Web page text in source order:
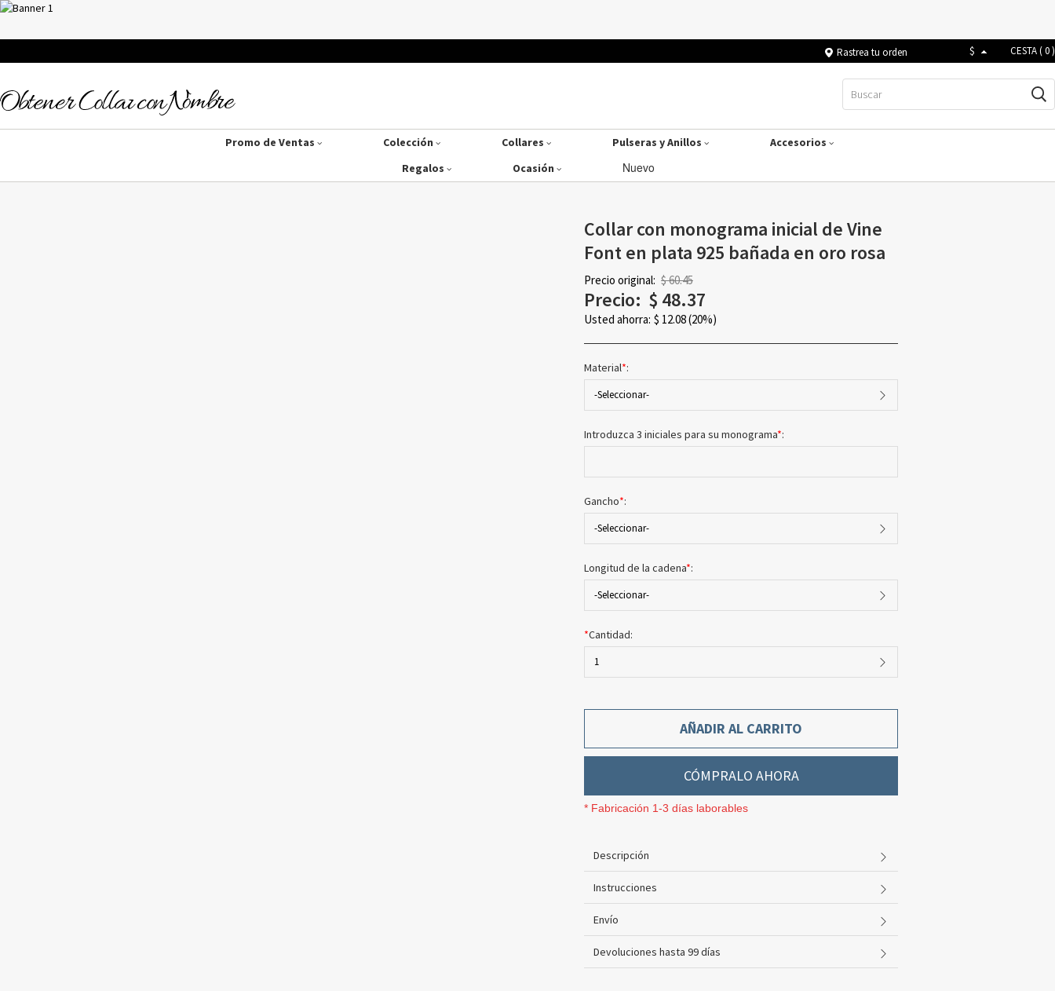
Rastrea tu orden $ CESTA (0)
Promo de Ventas Colección Collares Pulseras y Anillos
Accesorios
Regalos
Ocasión Nuevo
Collar con monograma inicial de Vine
Font en plata 925 bañada en oro rosa
Precio original: $ 60.45
Precio: $ 48.37
Usted ahorra: $ 12.08(20%)
Material*:
-Seleccionar-
Introduzca 3 iniciales para su monograma*:
Gancho*:
-Seleccionar-
Longitud de la cadena*:
-Seleccionar-
*Cantidad:
1
AÑADIR AL CARRITO
CÓMPRALO AHORA
* Fabricación 1-3 días laborables
Descripción
Instrucciones
Envío
Devoluciones hasta 99 días